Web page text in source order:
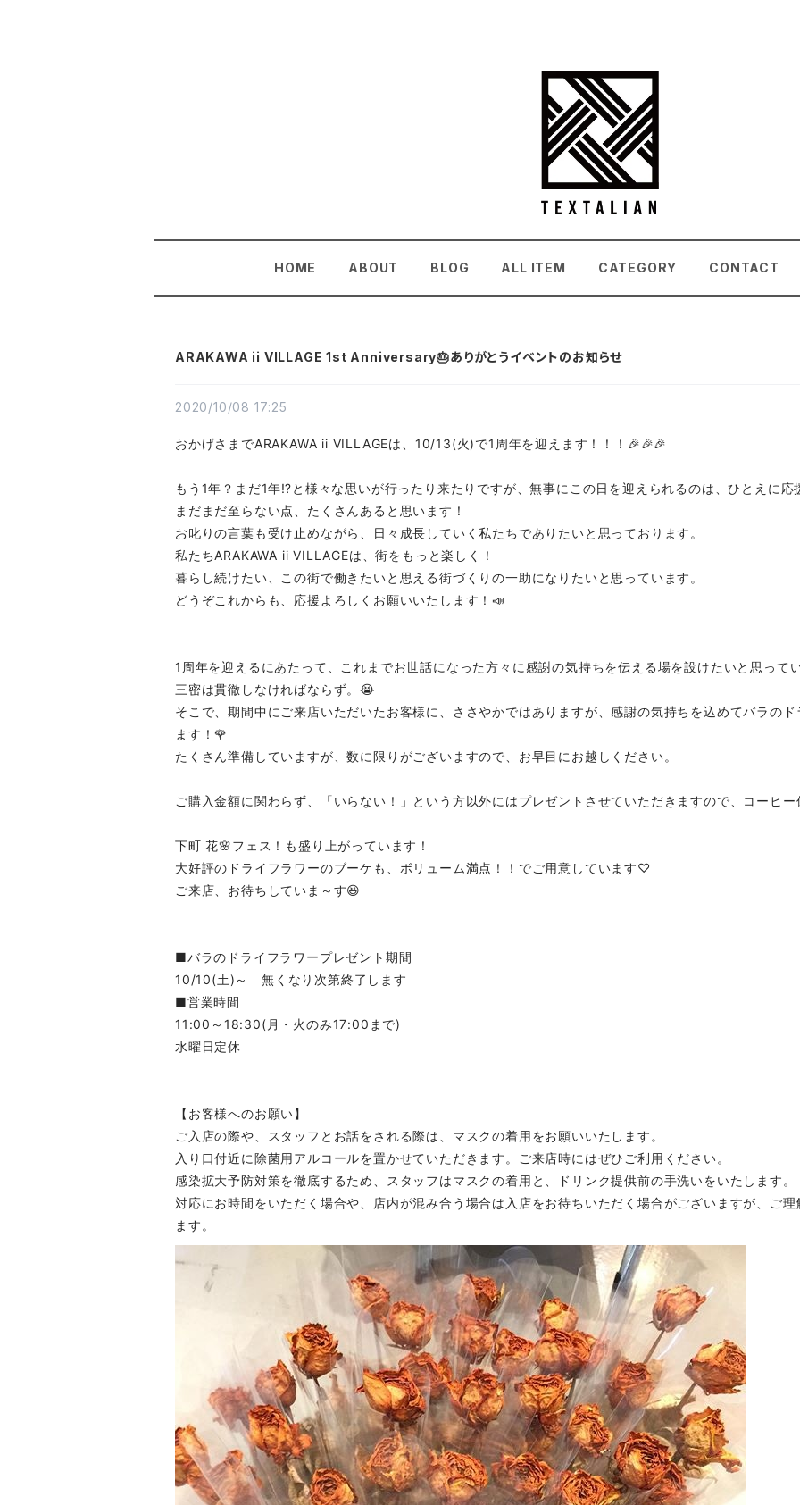
HOME ABOUT BLOG ALL ITEM CATEGORY CONTACT
ARAKAWA ii VILLAGE 1st Anniversary🎂ありがとうイベントのお知らせ
2020/10/08 17:25
おかげさまでARAKAWA ii VILLAGEは、10/13(火)で1周年を迎えます！！！🎉🎉🎉
もう1年？まだ1年⁉と様々な思いが行ったり来たりですが、無事にこの日を迎えられるのは、ひとえに
まだまだ至らない点、たくさんあると思います！
お叱りの言葉も受け止めながら、日々成長していく私たちでありたいと思っております。
私たちARAKAWA ii VILLAGEは、街をもっと楽しく！
暮らし続けたい、この街で働きたいと思える街づくりの一助になりたいと思っています。
どうぞこれからも、応援よろしくお願いいたします！📣
1周年を迎えるにあたって、これまでお世話になった方々に感謝の気持ちを伝える場を設けたいと思って
三密は貫徹しなければならず。😭
そこで、期間中にご来店いただいたお客様に、ささやかではありますが、感謝の気持ちを込めてバラの
ます！🌹
たくさん準備していますが、数に限りがございますので、お早目にお越しください。
ご購入金額に関わらず、「いらない！」という方以外にはプレゼントさせていただきますので、コーヒ
下町 花🌸フェス！も盛り上がっています！
大好評のドライフラワーのブーケも、ボリューム満点！！でご用意しています♡
ご来店、お待ちしていま～す😆
■バラのドライフラワープレゼント期間
10/10(土)～ 無くなり次第終了します
■営業時間
11:00～18:30(月・火のみ17:00まで)
水曜日定休
【お客様へのお願い】
ご入店の際や、スタッフとお話をされる際は、マスクの着用をお願いいたします。
入り口付近に除菌用アルコールを置かせていただきます。ご来店時にはぜひご利用ください。
感染拡大予防対策を徹底するため、スタッフはマスクの着用と、ドリンク提供前の手洗いをいたします。
対応にお時間をいただく場合や、店内が混み合う場合は入店をお待ちいただく場合がございますが、ご
ます。